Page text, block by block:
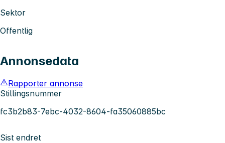
Sektor
Offentlig
Annonsedata
Rapporter annonse
Stillingsnummer
fc3b2b83-7ebc-4032-8604-fa35060885bc
Sist endret